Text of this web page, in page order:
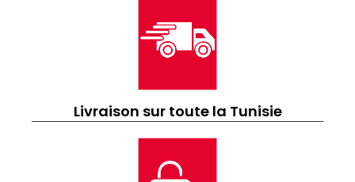
Livraison sur toute la Tunisie